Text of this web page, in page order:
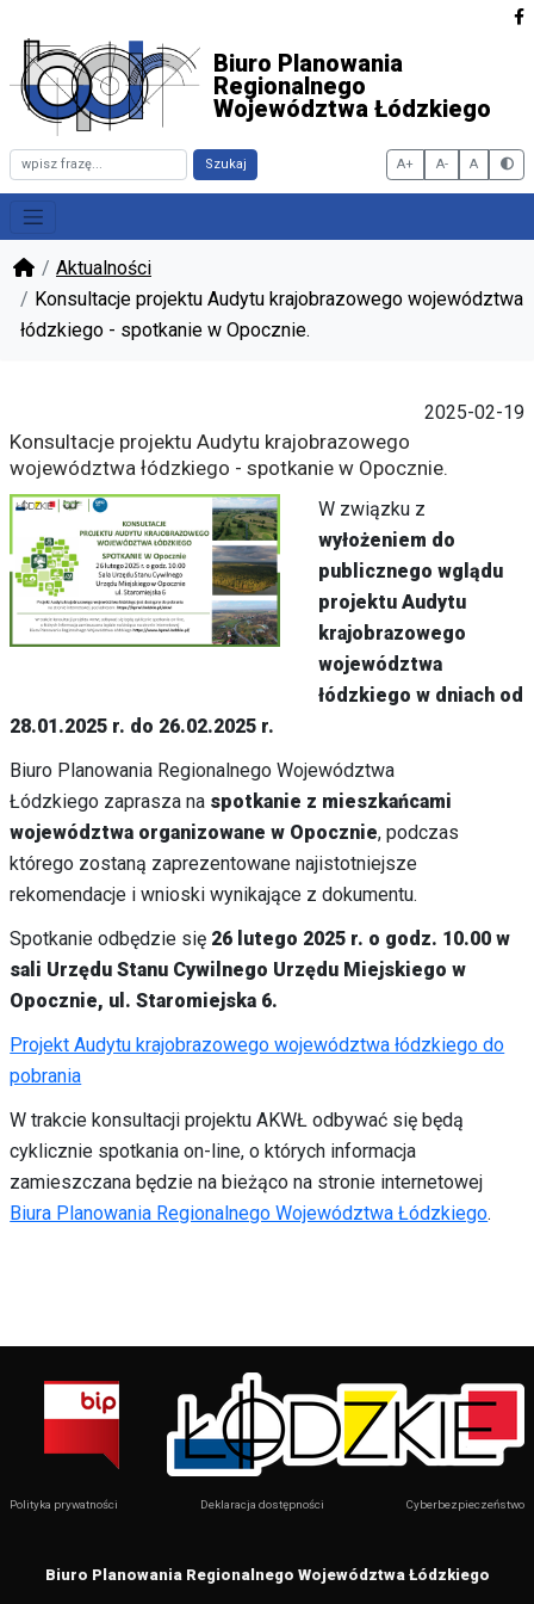
Biuro Planowania
Regionalnego
Województwa Łódzkiego
Szukaj A+ A-
A
Aktualności
Konsultacje projektu Audytu krajobrazowego województwa
łódzkiego - spotkanie w Opocznie.
2025-02-19
Konsultacje projektu Audytu krajobrazowego
województwa łódzkiego - spotkanie w Opocznie.
W związku z
wyłożeniem do
publicznego wglądu
projektu Audytu
krajobrazowego
województwa
łódzkiego w dniach od
28.01.2025 r. do 26.02.2025 r.
Biuro Planowania Regionalnego Województwa
Łódzkiego zaprasza na spotkanie z mieszkańcami
województwa organizowane w Opocznie, podczas
którego zostaną zaprezentowane najistotniejsze
rekomendacje i wnioski wynikające z dokumentu.
Spotkanie odbędzie się 26 lutego 2025 r. o godz. 10.00 w
sali Urzędu Stanu Cywilnego Urzędu Miejskiego w
Opocznie, ul. Staromiejska 6.
Projekt Audytu krajobrazowego województwa łódzkiego do
pobrania
W trakcie konsultacji projektu AKWŁ odbywać się będą
cyklicznie spotkania on-line, o których informacja
zamieszczana będzie na bieżąco na stronie internetowej
Biura Planowania Regionalnego Województwa Łódzkiego.
Polityka prywatności Deklaracja dostępności Cyberbezpieczeństwo
Biuro Planowania Regionalnego Województwa Łódzkiego